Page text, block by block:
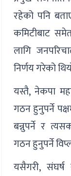
रहेको पनि
कमिटीबाट
लागि
निर्णय गरेको
यस्तै, नेकपा
गठन हुनुपर्ने
बन्नुपर्ने र
गठन हुनुपर्ने
यसैगरी, संघर्ष